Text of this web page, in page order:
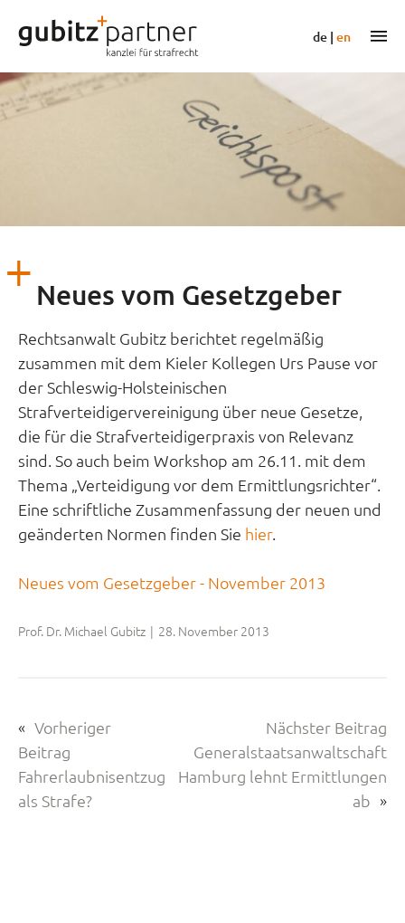
Inhalt
de | en
Neues vom Gesetzgeber
Rechtsanwalt Gubitz berichtet regelmäßig
zusammen mit dem Kieler Kollegen Urs Pause vor
der Schleswig-Holsteinischen
Strafverteidigervereinigung über neue Gesetze,
die für die Strafverteidigerpraxis von Relevanz
sind. So auch beim Workshop am 26.11. mit dem
Thema „Verteidigung vor dem Ermittlungsrichter“.
Eine schriftliche Zusammenfassung der neuen und
geänderten Normen finden Sie hier.
Neues vom Gesetzgeber - November 2013
Prof. Dr. Michael Gubitz | 28. November 2013
« Vorheriger
Beitrag
Fahrerlaubnisentzug
als Strafe?
Nächster Beitrag
Generalstaatsanwaltschaft
Hamburg lehnt Ermittlungen
ab »